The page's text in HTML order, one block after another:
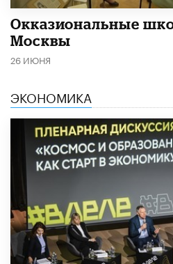
​Окказиональные
Москвы
26 ИЮНЯ
ЭКОНОМИКА